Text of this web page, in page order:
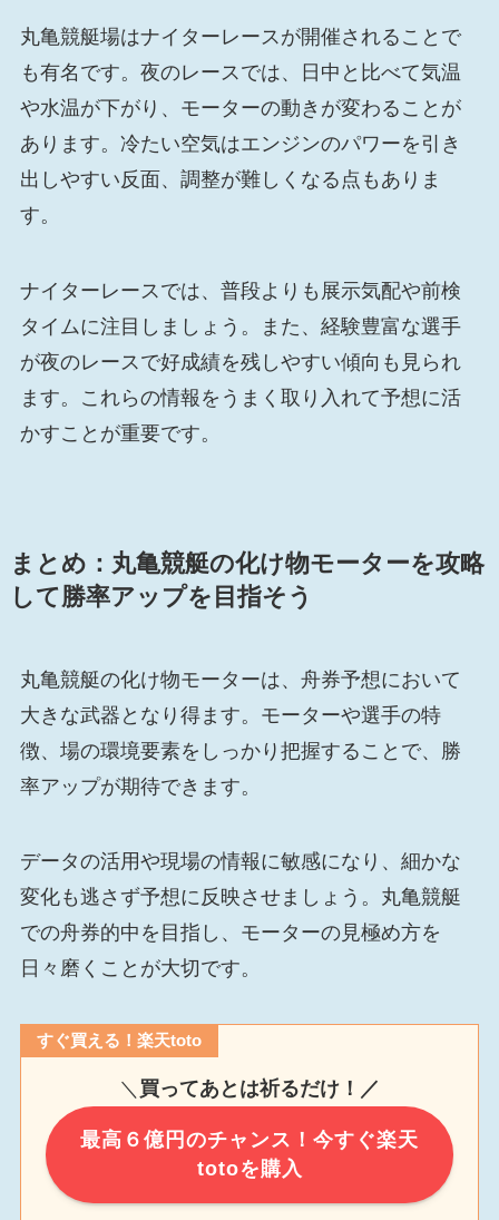
丸亀競艇場はナイターレースが開催されることで
も有名です。夜のレースでは、日中と比べて気温
や水温が下がり、モーターの動きが変わることが
あります。冷たい空気はエンジンのパワーを引き
出しやすい反面、調整が難しくなる点もありま
す。
ナイターレースでは、普段よりも展示気配や前検
タイムに注目しましょう。また、経験豊富な選手
が夜のレースで好成績を残しやすい傾向も見られ
ます。これらの情報をうまく取り入れて予想に活
かすことが重要です。
まとめ：丸亀競艇の化け物モーターを攻略
して勝率アップを目指そう
丸亀競艇の化け物モーターは、舟券予想において
大きな武器となり得ます。モーターや選手の特
徴、場の環境要素をしっかり把握することで、勝
率アップが期待できます。
データの活用や現場の情報に敏感になり、細かな
変化も逃さず予想に反映させましょう。丸亀競艇
での舟券的中を目指し、モーターの見極め方を
日々磨くことが大切です。
すぐ買える！楽天toto
＼ 買ってあとは祈るだけ！／
最高６億円のチャンス！今すぐ楽天
totoを購入